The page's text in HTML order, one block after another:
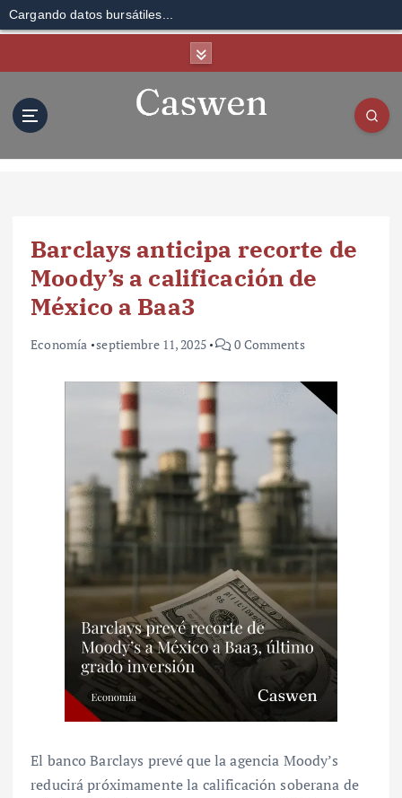
Cargando datos bursátiles...
Barclays anticipa recorte de
Moody’s a calificación de
México a Baa3
Economía septiembre 11, 2025 0 Comments
El banco Barclays prevé que la agencia Moody’s
reducirá próximamente la calificación soberana de